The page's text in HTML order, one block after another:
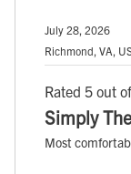
July 28, 2026
Richmond, VA,
Rated 5 out
Simply
Most